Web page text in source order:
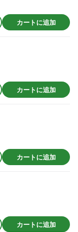
カートに追加
カートに追加
カートに追加
カートに追加